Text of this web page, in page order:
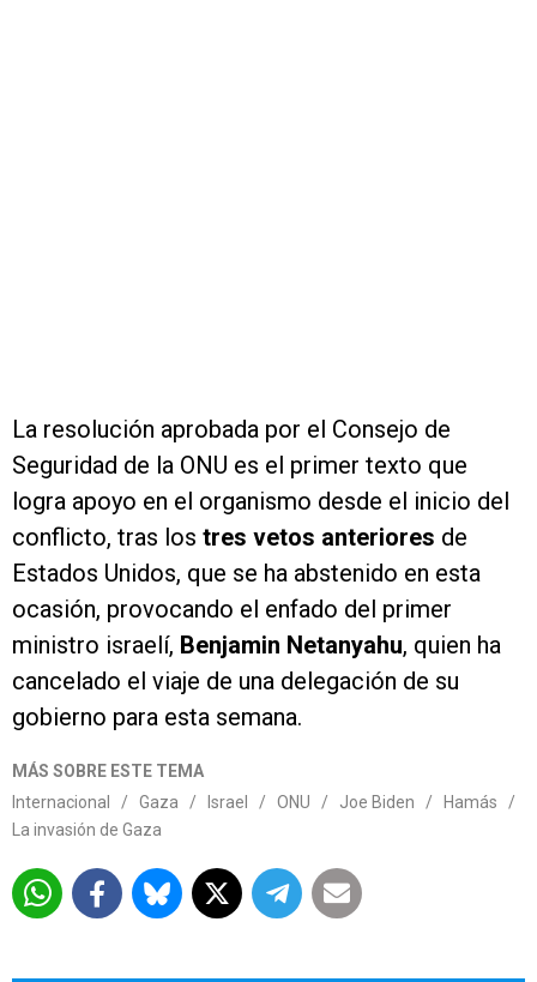
La resolución aprobada por el Consejo de
Seguridad de la ONU es el primer texto que
logra apoyo en el organismo desde el inicio del
conflicto, tras los tres vetos anteriores de
Estados Unidos, que se ha abstenido en esta
ocasión, provocando el enfado del primer
ministro israelí, Benjamin Netanyahu, quien ha
cancelado el viaje de una delegación de su
gobierno para esta semana.
MÁS SOBRE ESTE TEMA
Internacional
/ Gaza / Israel / ONU / Joe Biden / Hamás
/
La invasión de Gaza